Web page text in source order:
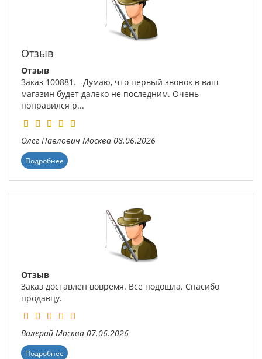
Отзыв
Отзыв
Заказ 100881. Думаю, что первый звонок в ваш
магазин будет далеко не последним. Очень
понравился р...
Олег Павлович Москва 08.06.2026
Подробнее
Отзыв
Заказ доставлен вовремя. Всё подошла. Спасибо
продавцу.
Валерий Москва 07.06.2026
Подробнее